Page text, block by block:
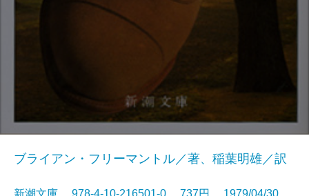
ブライアン・フリーマントル／著、稲葉明雄／訳
新潮文庫 978-4-10-216501-0 737円 1979/04/30